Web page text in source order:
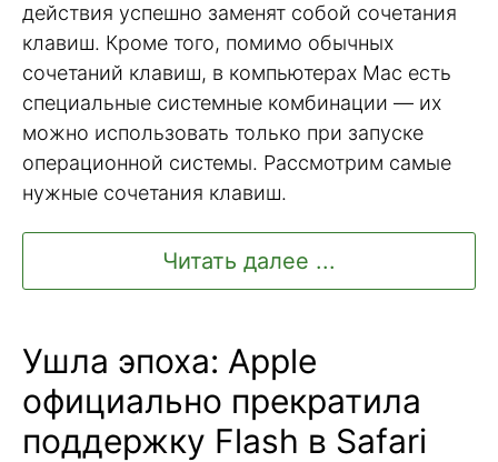
действия успешно заменят собой сочетания
клавиш. Кроме того, помимо обычных
сочетаний клавиш, в компьютерах Mac есть
специальные системные комбинации — их
можно использовать только при запуске
операционной системы. Рассмотрим самые
нужные сочетания клавиш.
Читать далее ...
Ушла эпоха: Apple
официально прекратила
поддержку Flash в Safari